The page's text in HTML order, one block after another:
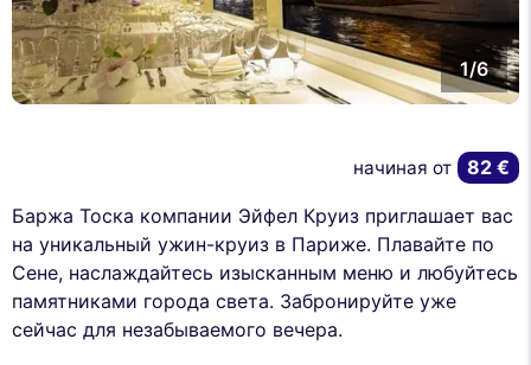
1/6
Баржа Тоска компании Эйфел Круиз приглашает вас
на уникальный ужин-круиз в Париже. Плавайте по
Сене, наслаждайтесь изысканным меню и любуйтесь
памятниками города света. Забронируйте уже
сейчас для незабываемого вечера.
начиная от 82 €